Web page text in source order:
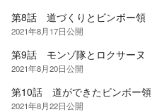
第8話 道づくりとビンボー領
2021年8月17日公開
第9話 モンゾ隊とロクサーヌ
2021年8月20日公開
第10話 道ができたビンボー領
2021年8月22日公開